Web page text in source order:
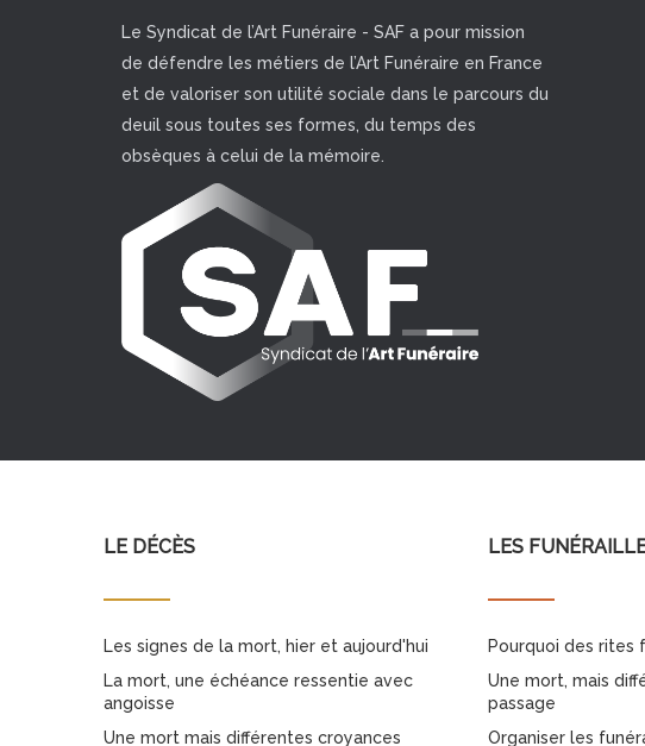
Le Syndicat de l’Art Funéraire - SAF a pour mission
de défendre les métiers de l’Art Funéraire en France
et de valoriser son utilité sociale dans le parcours du
deuil sous toutes ses formes, du temps des
obsèques à celui de la mémoire.
LE DÉCÈS
Les signes de la mort, hier et aujourd'hui
La mort, une échéance ressentie avec
angoisse
Une mort mais différentes croyances
LES
Pourquoi des rites
Une mort, mais
passage
Organiser les